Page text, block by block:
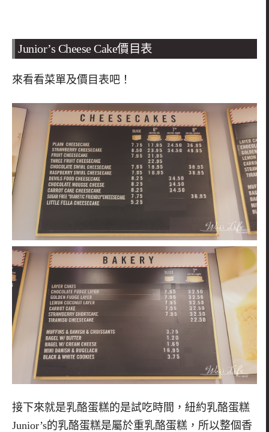
Junior’s Cheese Cake價目表
來看看菜單及價目表吧！
接下來就是乳酪蛋糕的是試吃時間，紐約乳酪蛋糕
Junior’s的乳酪蛋糕是屬於重乳酪蛋糕，所以整個香